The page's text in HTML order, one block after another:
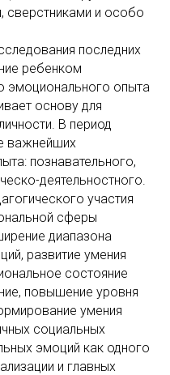
сверстниками и особо
последних
ребенком
эмоционального опыта
основу для
В период
важнейших
познавательного,
деятельностного.
участия
сферы
диапазона
развитие умения
состояние
повышение уровня
умения
социальных
эмоций как одного
и главных